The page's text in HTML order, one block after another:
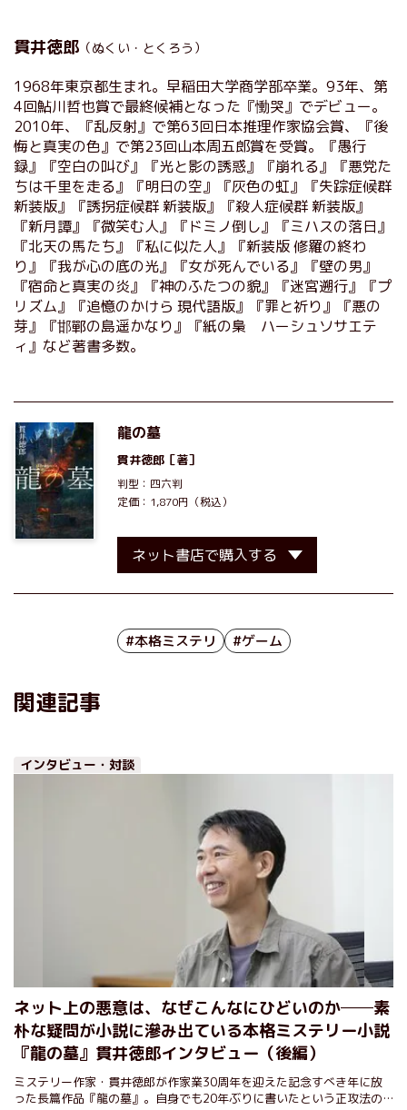
貫井徳郎 （ぬくい・とくろう）
1968年東京都生まれ。早稲田大学商学部卒業。93年、第
4回鮎川哲也賞で最終候補となった『慟哭』でデビュー。
2010年、『乱反射』で第63回日本推理作家協会賞、『後
悔と真実の色』で第23回山本周五郎賞を受賞。『愚行
録』『空白の叫び』『光と影の誘惑』『崩れる』『悪党た
ちは千里を走る』『明日の空』『灰色の虹』『失踪症候群
新装版』『誘拐症候群 新装版』『殺人症候群 新装版』
『新月譚』『微笑む人』『ドミノ倒し』『ミハスの落日』
『北天の馬たち』『私に似た人』『新装版 修羅の終わ
り』『我が心の底の光』『女が死んでいる』『壁の男』
『宿命と真実の炎』『神のふたつの貌』『迷宮遡行』『プ
リズム』『追憶のかけら 現代語版』『罪と祈り』『悪の
芽』『邯鄲の島遥かなり』『紙の梟 ハーシュソサエテ
ィ』など著書多数。
龍の墓
貫井徳郎 ［著］
判型：四六判
定価：1,870円（税込）
ネット書店で購入する
#本格ミステリ #ゲーム
関連記事
インタビュー・対談
ネット上の悪意は、なぜこんなにひどいのか──素
朴な疑問が小説に滲み出ている本格ミステリー小説
『龍の墓』貫井徳郎インタビュー（後編）
ミステリー作家・貫井徳郎が作家業30周年を迎えた記念すべき年に放
った長篇作品『龍の墓』。自身でも20年ぶりに書いたという正攻法の